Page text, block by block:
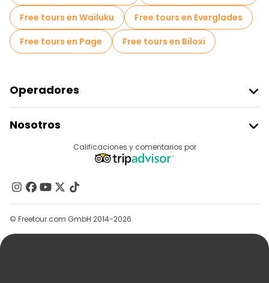
Free tours en Wailuku
Free tours en Everglades
Free tours en Page
Free tours en Biloxi
Operadores
Acceder Como Proveedor
Programa De Afiliados
Nosotros
Contacto
Grupos
Ayuda
Calificaciones y comentarios por
© Freetour.com GmbH 2014-2026